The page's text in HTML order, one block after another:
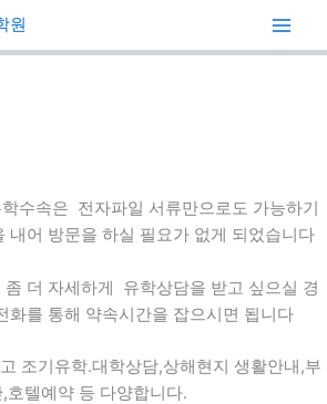
수속은 전자파일 서류만으로도 가능하기
내어 방문을 하실 필요가 없게 되었습니다
좀 더 자세하게 유학상담을 받고 싶으실 경
화를 통해 약속시간을 잡으시면 됩니다
조기유학.대학상담,상해현지 생활안내,부
,호텔예약 등 다양합니다.